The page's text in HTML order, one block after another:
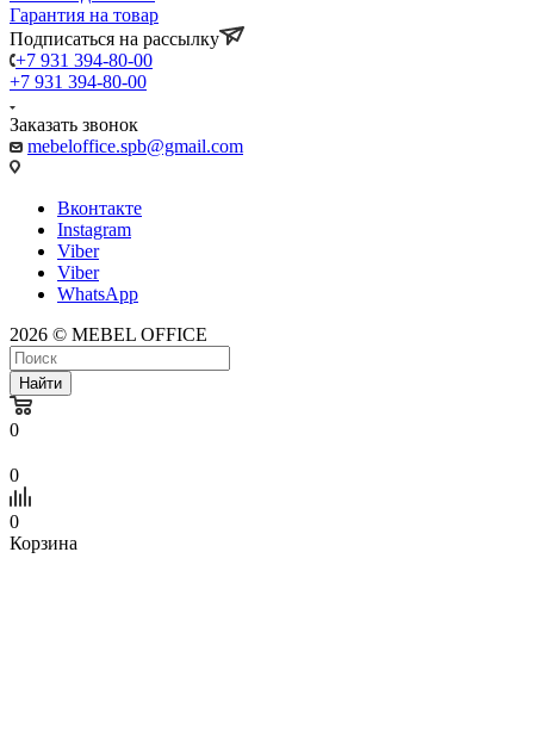
Гарантия на товар
Подписаться на рассылку
+7 931 394-80-00
+7 931 394-80-00
Заказать звонок
mebeloffice.spb@gmail.com
Вконтакте
Instagram
Viber
Viber
WhatsApp
2026 © MEBEL OFFICE
Найти
0
0
0
Корзина